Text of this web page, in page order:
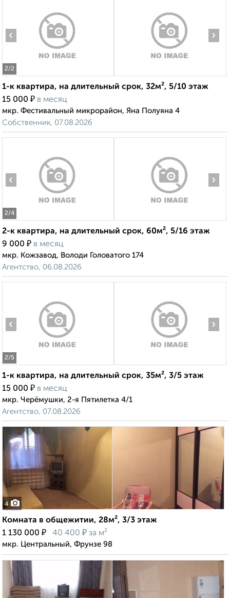
2/2
‹ ›
1-к квартира, на длительный срок, 32м², 5/10 этаж
15 000 ₽ в месяц
мкр. Фестивальный микрорайон, Яна Полуяна 4
Собственник, 07.08.2026
2/4
‹ ›
2-к квартира, на длительный срок, 60м², 5/16 этаж
9 000 ₽ в месяц
мкр. Кожзавод, Володи Головатого 174
Агентство, 06.08.2026
2/5
‹ ›
1-к квартира, на длительный срок, 35м², 3/5 этаж
15 000 ₽ в месяц
мкр. Черёмушки, 2-я Пятилетка 4/1
Агентство, 07.08.2026
4
Комната в общежитии, 28м², 3/3 этаж
1 130 000 ₽ 40 400 ₽ за м²
мкр. Центральный, Фрунзе 98